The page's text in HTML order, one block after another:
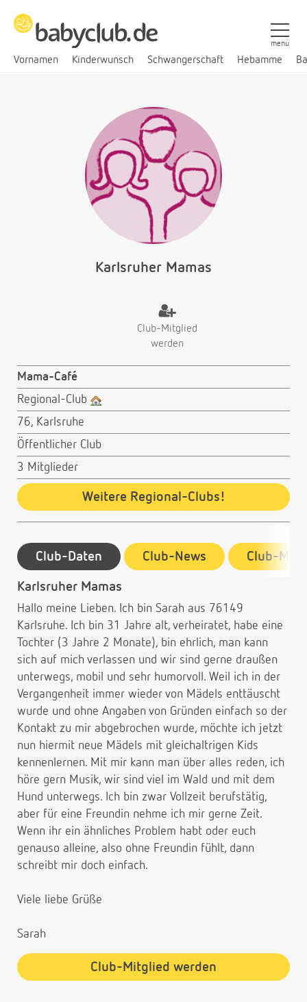
Vornamen Kinderwunsch Schwangerschaft Hebamme
menü
Karlsruher Mamas
Club-Mitglied
werden
Mama-Café
Regional-Club
76, Karlsruhe
Öffentlicher Club
3 Mitglieder
Weitere Regional-Clubs!
Club-Daten Club-News Club-
Karlsruher Mamas
Hallo meine Lieben. Ich bin Sarah aus 76149
Karlsruhe. Ich bin 31 Jahre alt, verheiratet, habe eine
Tochter (3 Jahre 2 Monate), bin ehrlich, man kann
sich auf mich verlassen und wir sind gerne draußen
unterwegs, mobil und sehr humorvoll. Weil ich in der
Vergangenheit immer wieder von Mädels enttäuscht
wurde und ohne Angaben von Gründen einfach so der
Kontakt zu mir abgebrochen wurde, möchte ich jetzt
nun hiermit neue Mädels mit gleichaltrigen Kids
kennenlernen. Mit mir kann man über alles reden, ich
höre gern Musik, wir sind viel im Wald und mit dem
Hund unterwegs. Ich bin zwar Vollzeit berufstätig,
aber für eine Freundin nehme ich mir gerne Zeit.
Wenn ihr ein ähnliches Problem habt oder euch
genauso alleine, also ohne Freundin fühlt, dann
schreibt mir doch einfach.
Viele liebe Grüße
Sarah
Club-Mitglied werden